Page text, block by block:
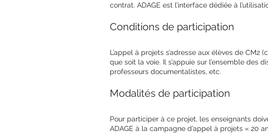
contrat. ADAGE est l’interface dédiée à
Conditions de participation
L’appel à projets s’adresse aux élèves de
que soit la voie. Il s’appuie sur l’ensemble des
professeurs documentalistes, etc.
Modalités de participation
Pour participer à ce projet, les enseignants
ADAGE à la campagne d’appel à projets « 20